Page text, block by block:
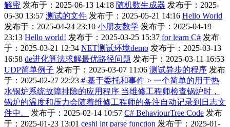
解密 发布于：2025-06-13 14:18 随机数生成器 发布于：2025-
05-30 13:57 测试的文件 发布于：2025-05-21 14:16 Hello World
发布于：2025-04-24 23:10 小朋友数学 发布于：2025-04-19
23:13 Hello world! 发布于：2025-03-25 15:37 for learn C# 发布
于：2025-03-21 12:34 NET测试环境demo 发布于：2025-03-13
16:58 de进化算法求解最优路径问题 发布于：2025-03-11 16:53
UDP简单例子 发布于：2025-03-07 11:06 测试异步的程序 发布
于：2025-02-27 22:23 # 基于委托和事件 > 一个简单的用于热
水锅炉系统故障排除的应用程序 当维修工程师检查锅炉时，
锅炉的温度和压力会随着维修工程师的备注自动记录到日志文
件中。
发布于：2025-02-14 10:57 C# BehaviourTree Code 发布
于：2025-01-23 13:01 ceshi int parse function 发布于：2025-01-